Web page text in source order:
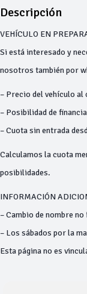
Descripción
VEHÍCULO EN
Si está interesado y
nosotros también por
– Precio del vehículo al
– Posibilidad de
– Cuota sin entrada
Calculamos la cuota
posibilidades.
INFORMACIÓN
– Cambio de nombre
– Los sábados por la
Esta página no es